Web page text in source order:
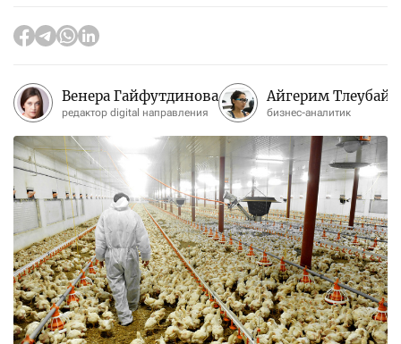
Венера Гайфутдинова
редактор digital направления
Айгерим Тлеубай
бизнес-аналитик